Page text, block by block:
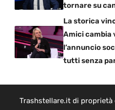
tornare su
La storica
Amici cambia
l’annuncio
tutti senza
Trashstellare.it di proprietà